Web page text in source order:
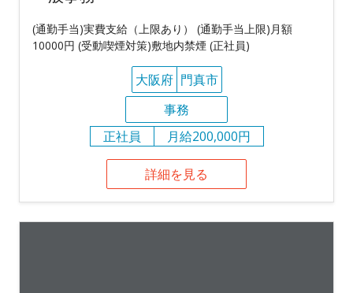
(通勤手当)実費支給（上限あり） (通勤手当上限)月額
10000円 (受動喫煙対策)敷地内禁煙 (正社員)
大阪府 門真市
事務
正社員
月給200,000円
詳細を見る